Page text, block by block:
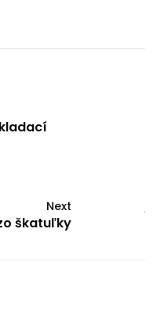
Next
škatuľky